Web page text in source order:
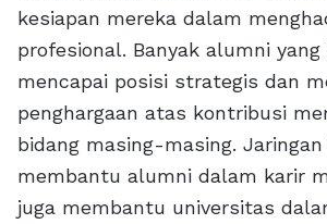
kesiapan mereka dalam
profesional. Banyak alumni
mencapai posisi strategis dan
penghargaan atas kontribusi
bidang masing-masing.
membantu alumni dalam karir
juga membantu universitas